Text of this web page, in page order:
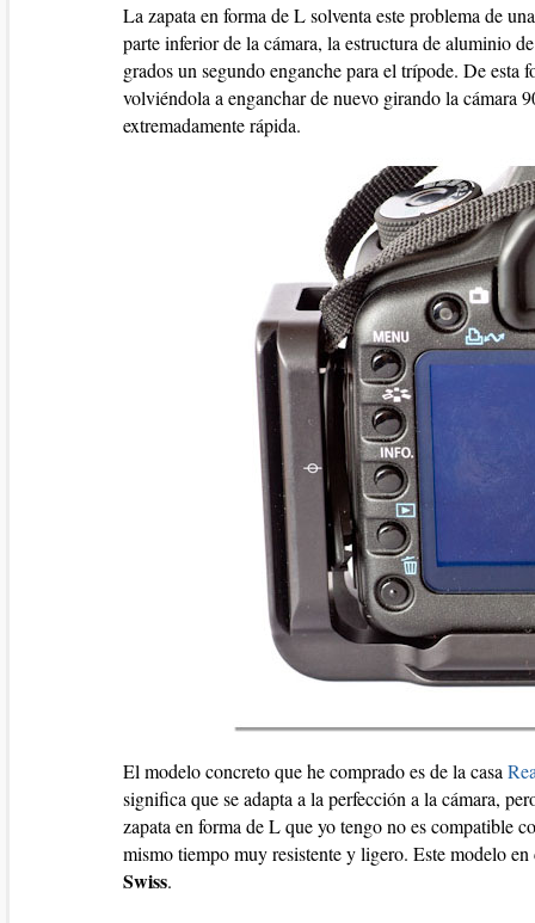
La zapata en forma de L solventa este problema de
parte inferior de la cámara, la estructura de aluminio
grados un segundo enganche para el trípode. De esta
volviéndola a enganchar de nuevo girando la cámara
extremadamente rápida.
El modelo concreto que he comprado es de la casa
significa que se adapta a la perfección a la cámara,
zapata en forma de L que yo tengo no es compatible
mismo tiempo muy resistente y ligero. Este modelo
Swiss.